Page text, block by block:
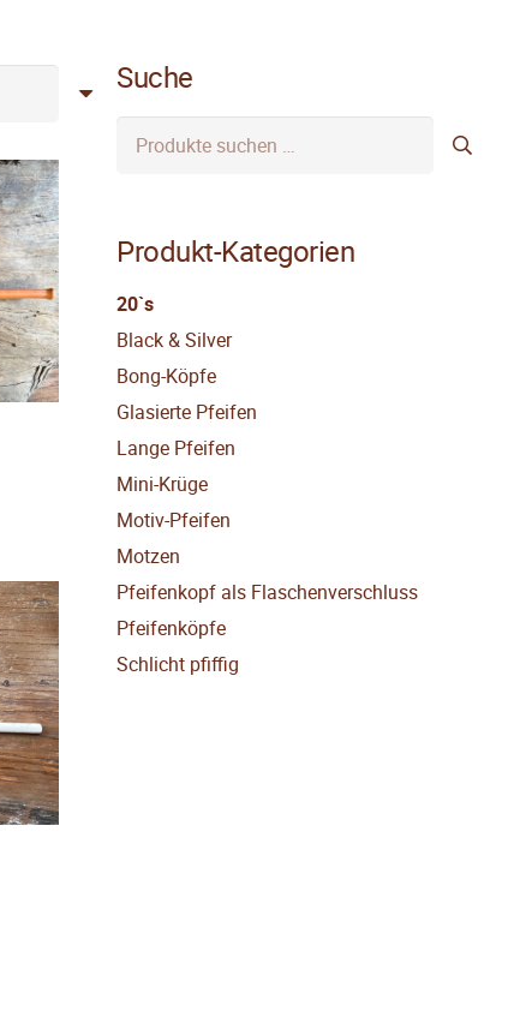
Suche
Suchen
Produkt-Kategorien
20`s
Black & Silver
Bong-Köpfe
Glasierte Pfeifen
Lange Pfeifen
Mini-Krüge
Motiv-Pfeifen
Motzen
Pfeifenkopf als Flaschenverschluss
Pfeifenköpfe
Schlicht pfiffig